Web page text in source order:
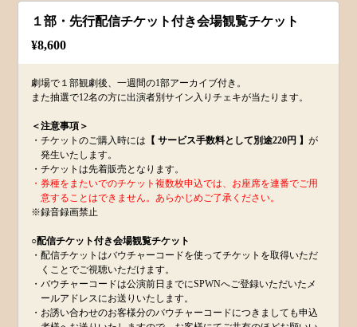
１部・先行配信チケット付き会場観覧チケット
¥8,600
劇場で１部観劇後、一週間の1部アーカイブ付き。
また抽選で12名の方に出演者別サイン入りチェキが当たります。
＜注意事項＞
・チケットのご購入時には
【 サービス手数料として別途220円 】が
発生いたします。
・チケットは先着販売となります。
・券種をまたいでのチケット複数枚申込では、お座席を連番でご用
意することはできません。あらかじめご了承ください。
※録音録画禁止
○配信チケット付き会場観覧チケット
・配信チケットはバウチャーコードを使ってチケットを取得いただ
くことでご視聴いただけます。
・バウチャーコードは公演前日までにSPWNへご登録いただいたメ
ールアドレスにお送りいたします。
・お誘い合わせのお客様分のバウチャーコードにつきましても申込